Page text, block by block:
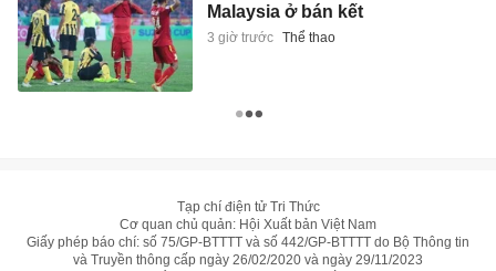
Malaysia ở bán kết
3 giờ trước Thể thao
Tạp chí điện tử Tri Thức
Cơ quan chủ quản: Hội Xuất bản Việt Nam
Giấy phép báo chí: số 75/GP-BTTTT và số 442/GP-BTTTT do Bộ Thông tin
và Truyền thông cấp ngày 26/02/2020 và ngày 29/11/2023